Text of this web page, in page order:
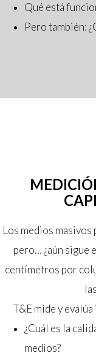
Qué está
Pero también:
Los medios
pero… ¿aún sigue
centímetros por
T&E mide y
¿Cuál es la
medios?